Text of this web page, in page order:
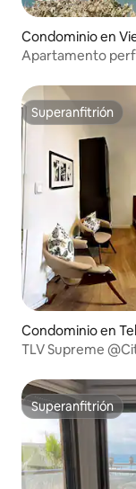
Condominio en
Apartamento
Superanfitrión
Superanfitrión
Condominio en
TLV Supreme
Superanfitrión
Superanfitrión